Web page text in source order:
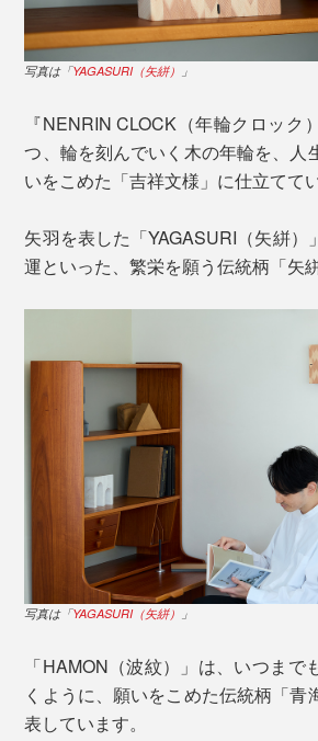
写真は「YAGASURI（矢絣） 」
『NENRIN CLOCK（年輪クロック
つ、輪を刻んでいく木の年輪を、人
いをこめた「吉祥文様」に仕立ててい
矢羽を表した「YAGASURI（矢絣）
運といった、繁栄を願う伝統柄「矢
写真は「YAGASURI（矢絣） 」
「HAMON（波紋）」は、いつまで
くように、願いをこめた伝統柄「青
表しています。